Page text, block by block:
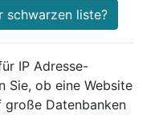
schwarzen liste?
IP Adresse-
Sie, ob eine Website
große Datenbanken